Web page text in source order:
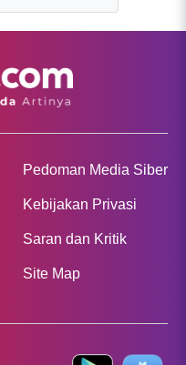
Pedoman Media Siber
Kebijakan Privasi
Saran dan Kritik
Site Map